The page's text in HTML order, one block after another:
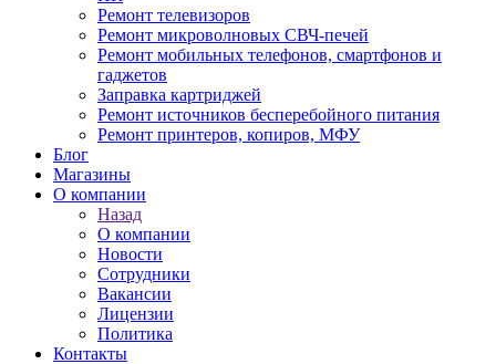
Ремонт телевизоров
Ремонт микроволновых СВЧ-печей
Ремонт мобильных телефонов, смартфонов и
гаджетов
Заправка картриджей
Ремонт источников бесперебойного питания
Ремонт принтеров, копиров, МФУ
Блог
Магазины
О компании
Назад
О компании
Новости
Сотрудники
Вакансии
Лицензии
Политика
Контакты